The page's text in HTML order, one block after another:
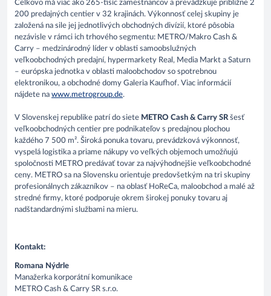
Celkovo má viac ako 265-tisíc zamestnancov a prevádzkuje približne 2
200 predajných centier v 32 krajinách. Výkonnosť celej skupiny je
založená na sile jej jednotlivých obchodných divízií, ktoré pôsobia
nezávisle v rámci ich trhového segmentu: METRO/Makro Cash &
Carry – medzinárodný líder v oblasti samoobslužných
veľkoobchodných predajní, hypermarkety Real, Media Markt a Saturn
– európska jednotka v oblasti maloobchodov so spotrebnou
elektronikou, a obchodné domy Galeria Kaufhof. Viac informácií
nájdete na www.metrogroup.de.
V Slovenskej republike patrí do siete METRO Cash & Carry SRšesť
veľkoobchodných centier pre podnikateľov s predajnou plochou
každého 7 500 m². Široká ponuka tovaru, prevádzková výkonnosť,
vyspelá logistika a priame nákupy vo veľkých objemoch umožňujú
spoločnosti METRO predávať tovar za najvýhodnejšie veľkoobchodné
ceny. METRO sa na Slovensku orientuje predovšetkým na tri skupiny
profesionálnych zákazníkov – na oblasť HoReCa, maloobchod a malé až
stredné firmy, ktoré podporuje okrem širokej ponuky tovaru aj
nadštandardnými službami na mieru.
Kontakt:
Romana Nýdrle
Manažerka korporátní komunikace
METRO Cash & Carry SR s.r.o.